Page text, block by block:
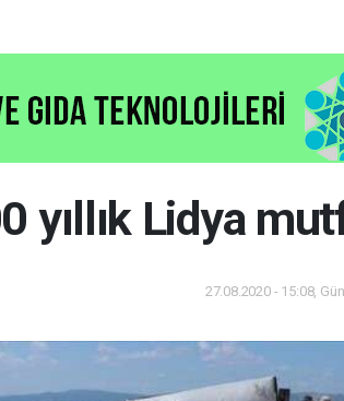
yıllık Lidya
27.08.2020 - 15:08,